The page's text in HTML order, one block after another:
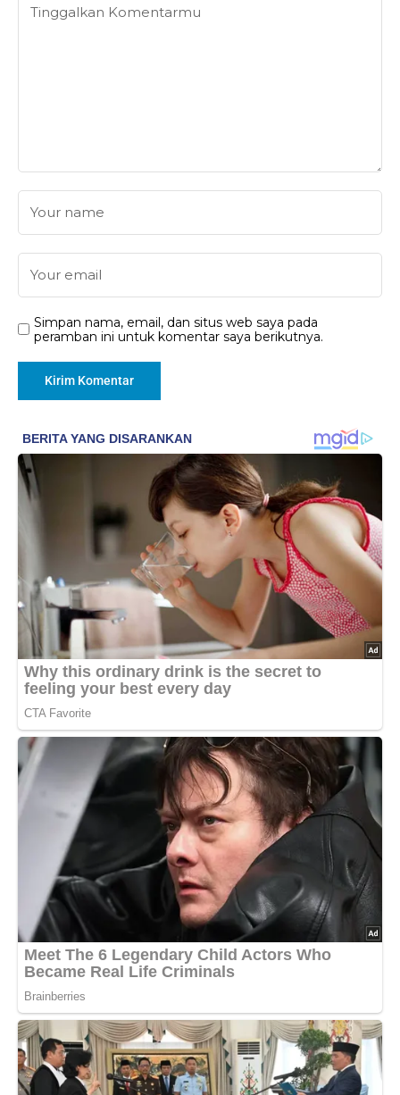
Simpan nama, email, dan situs web saya pada
peramban ini untuk komentar saya berikutnya.